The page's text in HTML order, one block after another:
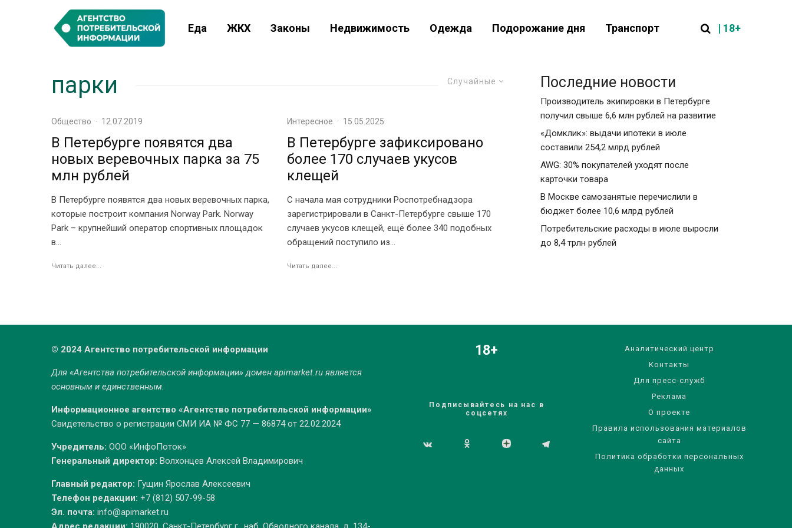
Еда ЖКХ Законы Недвижимость Одежда Подорожание дня Транспорт | 18+
Случайные
парки
Общество · 12.07.2019
В Петербурге появятся два
новых веревочных парка за 75
млн рублей
В Петербурге появятся два новых веревочных парка,
которые построит компания Norway Park. Norway
Park – крупнейший оператор спортивных площадок
в...
Читать далее...
Интересное · 15.05.2025
В Петербурге зафиксировано
более 170 случаев укусов
клещей
С начала мая сотрудники Роспотребнадзора
зарегистрировали в Санкт-Петербурге свыше 170
случаев укусов клещей, ещё более 340 подобных
обращений поступило из...
Читать далее...
Последние новости
Производитель экипировки в Петербурге
получил свыше 6,6 млн рублей на развитие
«Домклик»: выдачи ипотеки в июле
составили 254,2 млрд рублей
AWG: 30% покупателей уходят после
карточки товара
В Москве самозанятые перечислили в
бюджет более 10,6 млрд рублей
Потребительские расходы в июле выросли
до 8,4 трлн рублей
© 2024 Агентство потребительской информации
Для «Агентства потребительской информации» домен apimarket.ruявляется
основным и единственным.
Информационное агентство «Агентство потребительской информации»
Свидетельство о регистрации СМИ ИА № ФС 77 — 86874 от 22.02.2024
Учредитель: ООО «ИнфоПоток»
Генеральный директор: Волхонцев Алексей Владимирович
Главный редактор: Гущин Ярослав Алексеевич
Телефон редакции: +7 (812) 507-99-58
Эл. почта: info@apimarket.ru
18+
Подписывайтесь на нас в
соцсетях
Аналитический центр
Контакты
Для пресс-служб
Реклама
О проекте
Правила использования материалов
сайта
Политика обработки персональных
данных